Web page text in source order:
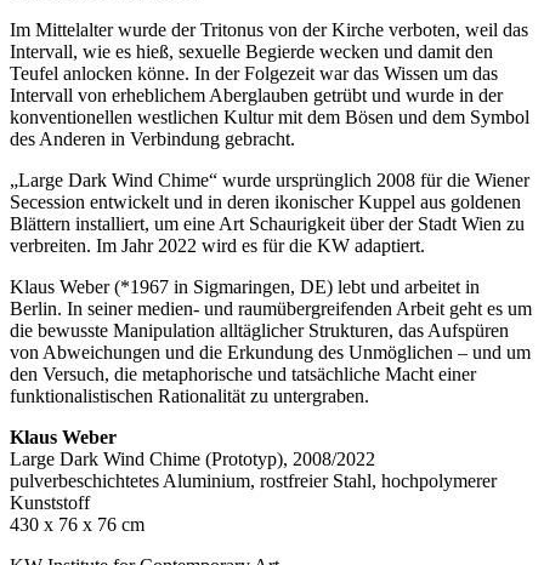
Im Mittelalter wurde der Tritonus von der Kirche verboten, weil das
Intervall, wie es hieß, sexuelle Begierde wecken und damit den
Teufel anlocken könne. In der Folgezeit war das Wissen um das
Intervall von erheblichem Aberglauben getrübt und wurde in der
konventionellen westlichen Kultur mit dem Bösen und dem Symbol
des Anderen in Verbindung gebracht.
„Large Dark Wind Chime“ wurde ursprünglich 2008 für die Wiener
Secession entwickelt und in deren ikonischer Kuppel aus goldenen
Blättern installiert, um eine Art Schaurigkeit über der Stadt Wien zu
verbreiten. Im Jahr 2022 wird es für die KW adaptiert.
Klaus Weber (*1967 in Sigmaringen, DE) lebt und arbeitet in
Berlin. In seiner medien- und raumübergreifenden Arbeit geht es um
die bewusste Manipulation alltäglicher Strukturen, das Aufspüren
von Abweichungen und die Erkundung des Unmöglichen – und um
den Versuch, die metaphorische und tatsächliche Macht einer
funktionalistischen Rationalität zu untergraben.
Klaus Weber
Large Dark Wind Chime (Prototyp), 2008/2022
pulverbeschichtetes Aluminium, rostfreier Stahl, hochpolymerer
Kunststoff
430 x 76 x 76 cm